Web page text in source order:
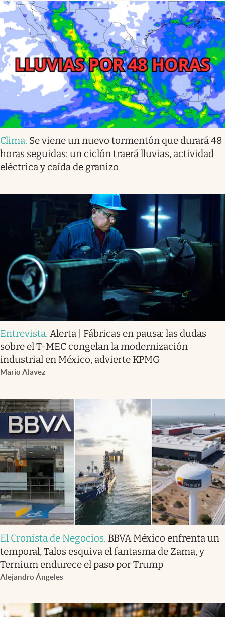
Clima. Se viene un nuevo tormentón que durará 48
horas seguidas: un ciclón traerá lluvias, actividad
eléctrica y caída de granizo
Entrevista. Alerta | Fábricas en pausa: las dudas
sobre el T-MEC congelan la modernización
industrial en México, advierte KPMG
Mario Alavez
El Cronista de Negocios. BBVA México enfrenta un
temporal, Talos esquiva el fantasma de Zama, y
Ternium endurece el paso por Trump
Alejandro Ángeles